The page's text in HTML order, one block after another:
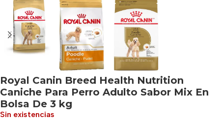
Royal Canin Breed Health Nutrition
Caniche Para Perro Adulto Sabor Mix En
Bolsa De 3 kg
Sin existencias